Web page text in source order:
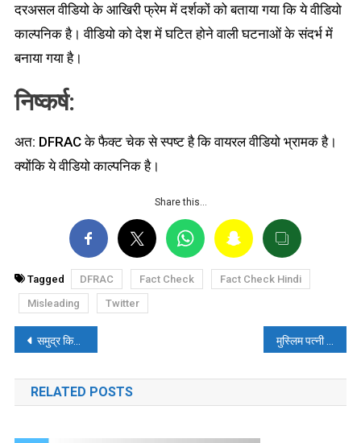
दरअसल वीडियो के आखिरी फ्रेम में दर्शकों को बताया गया कि ये वीडियो
काल्पनिक है। वीडियो को देश में घटित होने वाली घटनाओं के संदर्भ में
बनाया गया है।
निष्कर्ष:
अत: DFRAC के फैक्ट चेक से स्पष्ट है कि वायरल वीडियो भ्रामक है।
क्योंकि ये वीडियो काल्पनिक है।
Share this…
Tagged DFRAC Fact Check
Fact Check Hindi
Misleading
Twitter
पोस्ट
नेविगेशन
समुद्र किनारे डांस करने का वायरल वीडियो सीनियर वकील सौरभ कृपाल का नहीं है, पढ़ें, फ़ैक्ट-चेक
RELATED POSTS